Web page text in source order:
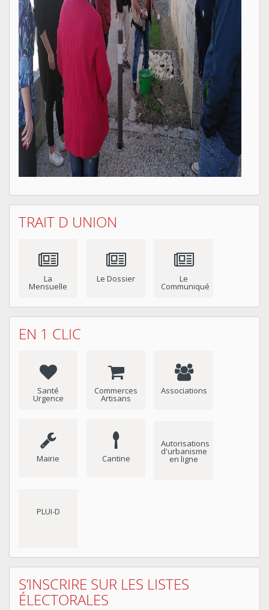
TRAIT D UNION
La
Mensuelle
Le Dossier Le
Communiqué
EN 1 CLIC
Santé
Urgence
Commerces
Artisans
Associations
Mairie Cantine
Autorisations
d'urbanisme
en ligne
PLUI-D
S’INSCRIRE SUR LES LISTES
ÉLECTORALES